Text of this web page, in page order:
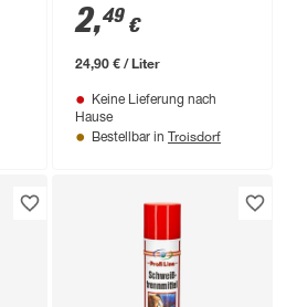
2,49 €
24,90 € / Liter
Keine Lieferung nach
Hause
Bestellbar in Troisdorf